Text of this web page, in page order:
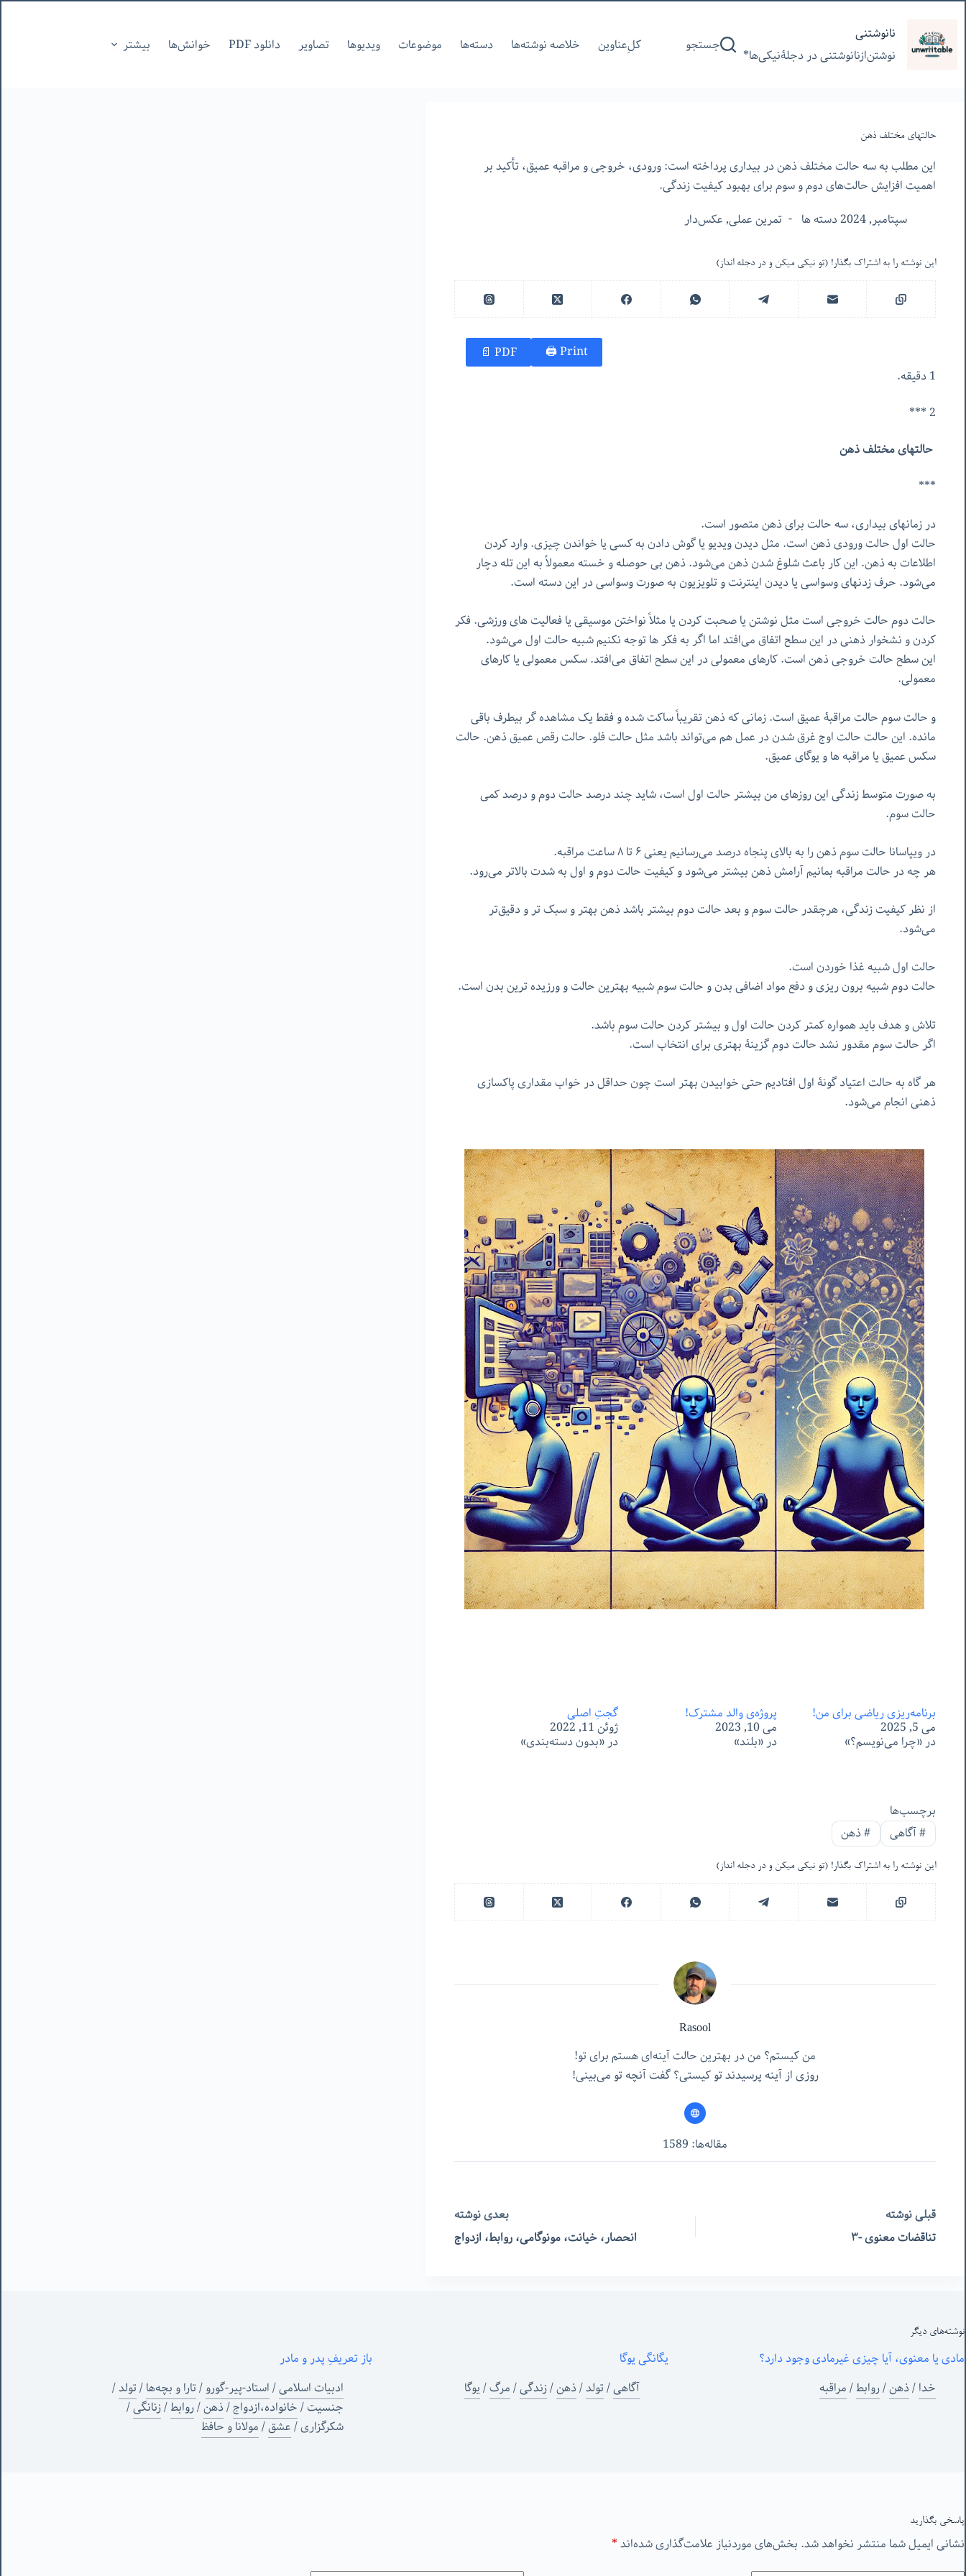
محتوا
نانوشتنی
نوشتن‌از‌نانوشتنی‌ در‌ دجلۀنیکی‌ها*
جستجو کل‌ِعناوین خلاصه نوشته‌ها دسته‌ها موضوعات ویدیوها تصاویر دانلود PDF خوانش‌ها بیشتر
حالتهای مختلف ذهن
این مطلب به سه حالت مختلف ذهن در بیداری پرداخته است: ورودی، خروجی و مراقبه عمیق، تأکید بر
اهمیت افزایش حالت‌های دوم و سوم برای بهبود کیفیت زندگی.
سپتامبر, 2024 دسته ها
تمرین عملی,عکس‌دار
این نوشته را به اشتراک بگذار! (تو نیکی میکن و در دجله انداز)
Print 🖨
PDF 📄
1 دقیقه.
2 ***
حالتهای مختلف ذهن
***
در زمانهای بیداری، سه حالت برای ذهن متصور است.
حالت اول حالت ورودی ذهن است. مثل دیدن ویدیو یا گوش دادن به کسی یا خواندن چیزی. وارد کردن
اطلاعات به ذهن. این کار باعث شلوغ شدن ذهن می‌شود. ذهن بی حوصله و خسته معمولاً به این تله دچار
می‌شود. حرف زدنهای وسواسی یا دیدن اینترنت و تلویزیون به صورت وسواسی در این دسته است.
حالت دوم حالت خروجی است مثل نوشتن یا صحبت کردن یا مثلاً نواختن موسیقی یا فعالیت های ورزشی. فکر
کردن و نشخوار ذهنی در این سطح اتفاق می‌افتد اما اگر به فکر ها توجه نکنیم شبیه حالت اول می‌شود.
این سطح حالت خروجی ذهن است. کارهای معمولی در این سطح اتفاق می‌افتد. سکس معمولی یا کارهای
معمولی.
و حالت سوم حالت مراقبۀ عمیق است. زمانی که ذهن تقریباً ساکت شده و فقط یک مشاهده گر بیطرف باقی
مانده. این حالت حالت اوج غرق شدن در عمل هم می‌تواند باشد مثل حالت فلو. حالت رقص عمیق ذهن. حالت
سکس عمیق یا مراقبه ها و یوگای عمیق.
به صورت متوسط زندگی این روزهای من بیشتر حالت اول است، شاید چند درصد حالت دوم و درصد کمی
حالت سوم.
در ویپاسانا حالت سوم ذهن را به بالای پنجاه درصد می‌رسانیم یعنی ۶ تا ٨ ساعت مراقبه.
هر چه در حالت مراقبه بمانیم آرامش ذهن بیشتر می‌شود و کیفیت حالت دوم و اول به شدت بالاتر می‌رود.
از نظر کیفیت زندگی، هرچقدر حالت سوم و بعد حالت دوم بیشتر باشد ذهن بهتر و سبک تر و دقیق‌تر
می‌شود.
حالت اول شبیه غذا خوردن است.
حالت دوم شبیه برون ریزی و دفع مواد اضافی بدن و حالت سوم شبیه بهترین حالت و ورزیده ترین بدن است.
تلاش و هدف باید همواره کمتر کردن حالت اول و بیشتر کردن حالت سوم باشد.
اگر حالت سوم مقدور نشد حالت دوم گزینۀ بهتری برای انتخاب است.
هر گاه به حالت اعتیاد گونۀ اول افتادیم حتی خوابیدن بهتر است چون حداقل در خواب مقداری پاکسازی
ذهنی انجام می‌شود.
برنامه‌ریزی ریاضی برای من!
می 5, 2025
در «چرا می‌نویسم؟»
پروژه‌ی والد مشترک!
می 10, 2023
در «بلند»
گجتِ اصلی
ژوئن 11, 2022
در «بدون دسته‌بندی»
برچسب‌ها
#آگاهی #ذهن
این نوشته را به اشتراک بگذار! (تو نیکی میکن و در دجله انداز)
Rasool
من کیستم؟ من در بهترین حالت آینه‌ای هستم برای تو!
روزی از آینه پرسیدند تو کیستی؟ گفت آنچه تو می‌بینی!
مقاله‌ها: 1589
قبلینوشته
تناقضات معنوی -٣
بعدینوشته
انحصار، خیانت، مونوگامی، روابط،‌ ازدواج
نوشته‌های‌ دیگر
مادی یا معنوی، آیا چیزی غیرمادی وجود دارد؟
خدا/ذهن/روابط/مراقبه
یگانگی یوگا
آگاهی/تولد/ذهن/زندگی/مرگ/یوگا
باز تعریفِ پدر و مادر
ادبیات اسلامی/استاد-پیر-گورو/تارا و بچه‌ها/تولد/
جنسیت/خانواده،ازدواج/ذهن/روابط/زنانگی/
شکرگزاری/عشق/مولانا و حافظ
پاسخی بگذارید
نشانی ایمیل شما منتشر نخواهد شد. بخش‌های موردنیاز علامت‌گذاری شده‌اند*